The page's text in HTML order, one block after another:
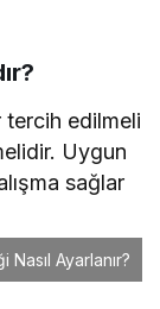
edilmeli
Uygun
sağlar
Nasıl Ayarlanır?